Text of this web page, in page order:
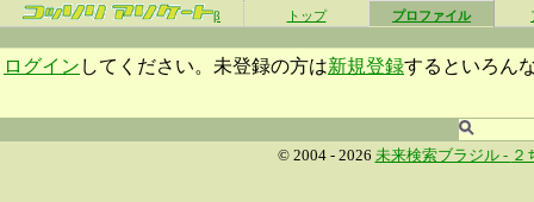
β トップ プロファイル
ログイン してください。未登録の方は新規登録するといろん
© 2004 - 2026 未来検索ブラジル - ２